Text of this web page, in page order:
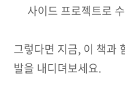
사이드 프로젝트로
그렇다면 지금, 이 책과
발을 내디뎌보세요.